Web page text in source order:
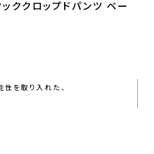
ククロップドパンツ ベー
を取り入れた、